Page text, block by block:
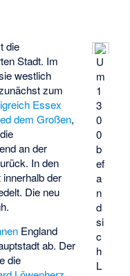
U
m
1
3
0
0
b
ef
a
n
d
si
c
h
L
die
Stadt. Im
westlich
zum
Essex
dem Großen,
an der
In den
der
Die neu
England
ab. Der
die